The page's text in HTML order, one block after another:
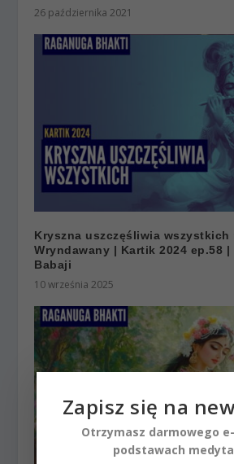
26 października 2021
Kryszna uszczęśliwia wszystkich
Wryndawany | Kartik 2024 ep.58 |
Babaji
10 września 2025
Zapisz się na
Otrzymasz darmowego
podstawach